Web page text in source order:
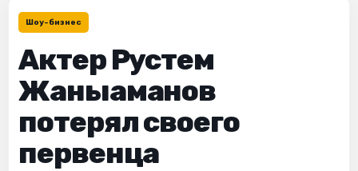
Шоу-бизнес
Актер Рустем
Жаныаманов
потерял своего
первенца